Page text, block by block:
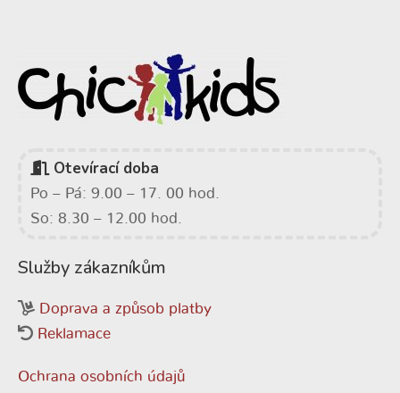
Otevírací doba
Po – Pá: 9.00 – 17. 00 hod.
So: 8.30 – 12.00 hod.
Služby zákazníkům
Doprava a způsob platby
Reklamace
Ochrana osobních údajů